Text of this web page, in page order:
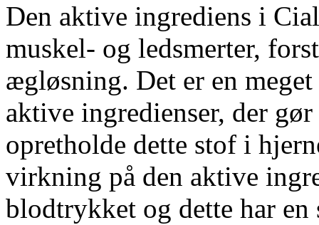
Den aktive ingrediens i
muskel- og ledsmerter,
ægløsning. Det er en
aktive ingredienser, der
opretholde dette stof i
virkning på den aktive
blodtrykket og dette har